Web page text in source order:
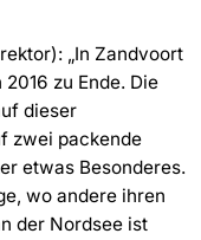
„In Zandvoort
zu Ende. Die
dieser
zwei packende
etwas Besonderes.
wo andere ihren
der Nordsee ist